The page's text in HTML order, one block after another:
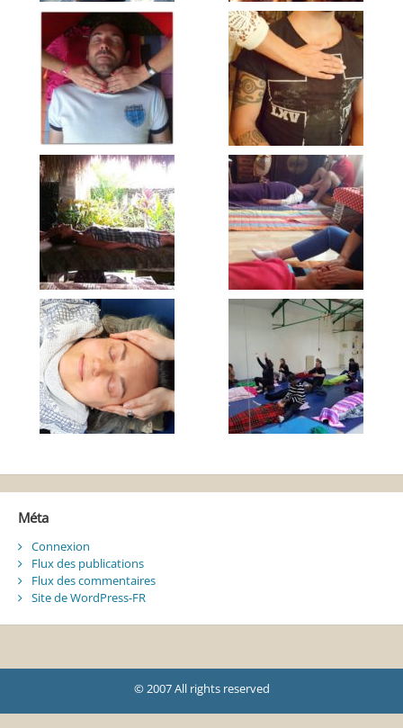
Méta
Connexion
Flux des publications
Flux des commentaires
Site de WordPress-FR
© 2007 All rights reserved